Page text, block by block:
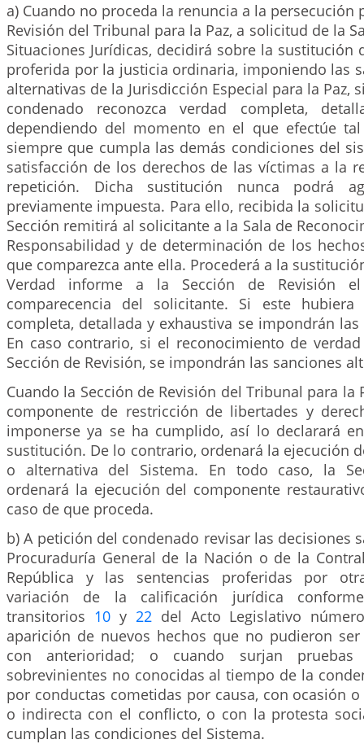
a) Cuando no proceda la renuncia a la persecución
Revisión del Tribunal para la Paz, a solicitud de la
Situaciones Jurídicas, decidirá sobre la sustitución
proferida por la justicia ordinaria, imponiendo las
alternativas de la Jurisdicción Especial para la Paz,
condenado reconozca verdad completa,
dependiendo del momento en el que efectúe
siempre que cumpla las demás condiciones del
satisfacción de los derechos de las víctimas a la
repetición. Dicha sustitución nunca podrá
previamente impuesta. Para ello, recibida la
Sección remitirá al solicitante a la Sala de
Responsabilidad y de determinación de los
que comparezca ante ella. Procederá a la
Verdad informe a la Sección de Revisión
comparecencia del solicitante. Si este hubiera
completa, detallada y exhaustiva se impondrán
En caso contrario, si el reconocimiento de
Sección de Revisión, se impondrán las sanciones
Cuando la Sección de Revisión del Tribunal para la
componente de restricción de libertades y
imponerse ya se ha cumplido, así lo declarará
sustitución. De lo contrario, ordenará la ejecución
o alternativa del Sistema. En todo caso, la
ordenará la ejecución del componente
caso de que proceda.
b) A petición del condenado revisar las decisiones
Procuraduría General de la Nación o de la
República y las sentencias proferidas por
variación de la calificación jurídica
transitorios 10y 22del Acto Legislativo
aparición de nuevos hechos que no pudieron
con anterioridad; o cuando surjan
sobrevinientes no conocidas al tiempo de la
por conductas cometidas por causa, con ocasión
o indirecta con el conflicto, o con la protesta
cumplan las condiciones del Sistema.